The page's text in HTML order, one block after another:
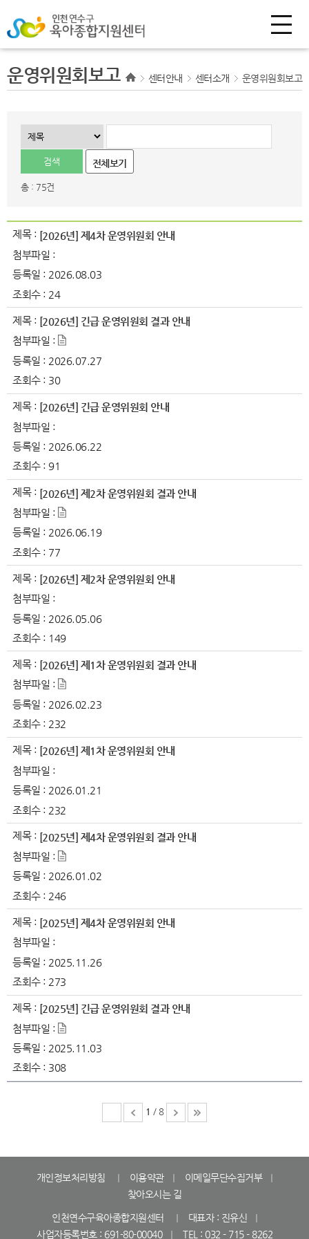
운영위원회보고 센터안내 센터소개 운영위원회보고
전체보기
총 : 75건
제목 : [2026년] 제4차 운영위원회 안내
첨부파일 :
등록일 : 2026.08.03
조회수 : 24
제목 : [2026년] 긴급 운영위원회 결과 안내
첨부파일 :
등록일 : 2026.07.27
조회수 : 30
제목 : [2026년] 긴급 운영위원회 안내
첨부파일 :
등록일 : 2026.06.22
조회수 : 91
제목 : [2026년] 제2차 운영위원회 결과 안내
첨부파일 :
등록일 : 2026.06.19
조회수 : 77
제목 : [2026년] 제2차 운영위원회 안내
첨부파일 :
등록일 : 2026.05.06
조회수 : 149
제목 : [2026년] 제1차 운영위원회 결과 안내
첨부파일 :
등록일 : 2026.02.23
조회수 : 232
제목 : [2026년] 제1차 운영위원회 안내
첨부파일 :
등록일 : 2026.01.21
조회수 : 232
제목 : [2025년] 제4차 운영위원회 결과 안내
첨부파일 :
등록일 : 2026.01.02
조회수 : 246
제목 : [2025년] 제4차 운영위원회 안내
첨부파일 :
등록일 : 2025.11.26
조회수 : 273
제목 : [2025년] 긴급 운영위원회 결과 안내
첨부파일 :
등록일 : 2025.11.03
조회수 : 308
1 / 8
개인정보처리방침 이용약관
이메일무단수집거부
찾아오시는 길
인천연수구육아종합지원센터
대표자 : 진유신
사업자등록번호 : 691-80-00040
TEL : 032 - 715 - 8262